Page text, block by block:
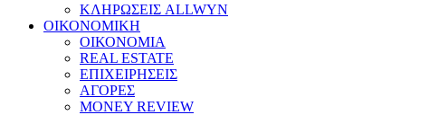
ΚΛΗΡΩΣΕΙΣ ALLWYN
ΟΙΚΟΝΟΜΙΚΗ
ΟΙΚΟΝΟΜΙΑ
REAL ESTATE
ΕΠΙΧΕΙΡΗΣΕΙΣ
ΑΓΟΡΕΣ
MONEY REVIEW